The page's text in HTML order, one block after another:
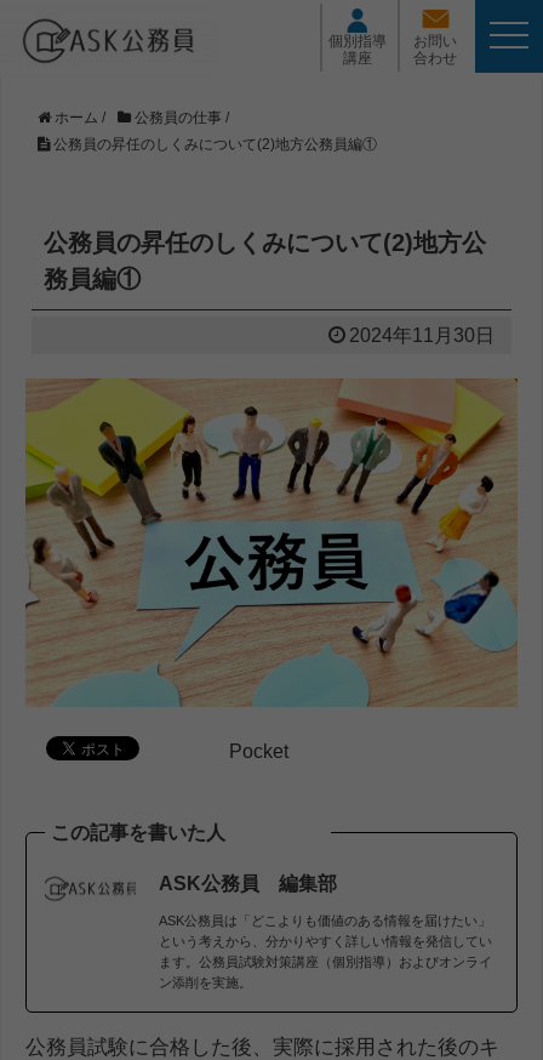
個別指導
講座
お問い
合わせ
t
o
g
i
ホーム / 公務員の仕事 /
公務員の昇任のしくみについて(2)地方公務員編①
公務員の昇任のしくみについて(2)地方公
務員編①
2024年11月30日
Pocket
この記事を書いた人
ASK公務員 編集部
ASK公務員は「どこよりも価値のある情報を届けたい」
という考えから、分かりやすく詳しい情報を発信してい
ます。公務員試験対策講座（個別指導）およびオンライ
ン添削を実施。
公務員試験に合格した後、実際に採用された後のキ